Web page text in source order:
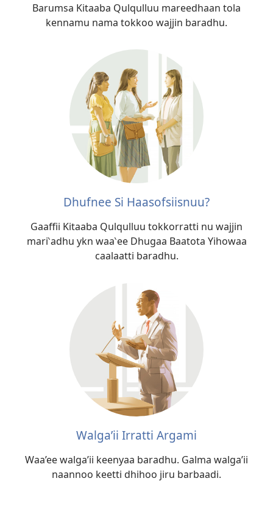
Barumsa Kitaaba Qulqulluu mareedhaan tola
kennamu nama tokkoo wajjin baradhu.
Dhufnee Si Haasofsiisnuu?
Gaaffii Kitaaba Qulqulluu tokkorratti nu wajjin
mari‵adhu ykn waa‵ee Dhugaa Baatota Yihowaa
caalaatti baradhu.
Walga’ii Irratti Argami
Waa’ee walga’ii keenyaa baradhu. Galma walga’ii
naannoo keetti dhihoo jiru barbaadi.